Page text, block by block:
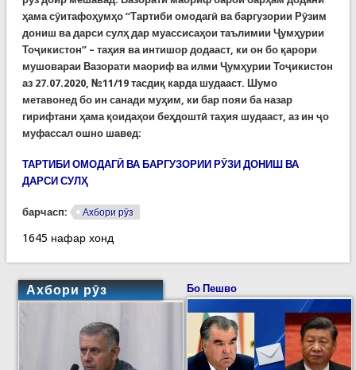
ҳама сӯитафоҳумҳо “Тартиби омодагӣ ва баргузории Рӯзим
дониш ва дарси сулҳ дар муассисаҳои таълимии Ҷумҳурии
Тоҷикистон” – таҳия ва интишор додааст, ки он бо қарори
мушовараи Вазорати маориф ва илми Ҷумҳурии Тоҷикистон
аз 27.07.2020, №11/19 тасдиқ карда шудааст. Шумо
метавонед бо ин санади муҳим, ки бар пояи ба назар
гирифтани ҳама қоидаҳои беҳдоштӣ таҳия шудааст, аз ин ҷо
муфассал ошно шавед:
ТАРТИБИ ОМОДАГӢ ВА БАРГУЗОРИИ РӮЗИ ДОНИШ ВА
ДАРСИ СУЛҲ
барчасп: Ахбори рӯз
1645 нафар хонд
Ахбори рӯз Бо Пешво